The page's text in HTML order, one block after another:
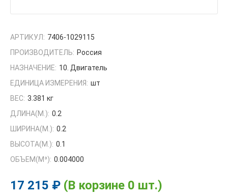
АРТИКУЛ: 7406-1029115
ПРОИЗВОДИТЕЛЬ: Россия
НАЗНАЧЕНИЕ: 10. Двигатель
ЕДИНИЦА ИЗМЕРЕНИЯ: шт
ВЕС: 3.381 кг
ДЛИНА(М.): 0.2
ШИРИНА(М.): 0.2
ВЫСОТА(М.): 0.1
ОБЪЕМ(M³): 0.004000
17 215 ₽ (В корзине 0 шт.)